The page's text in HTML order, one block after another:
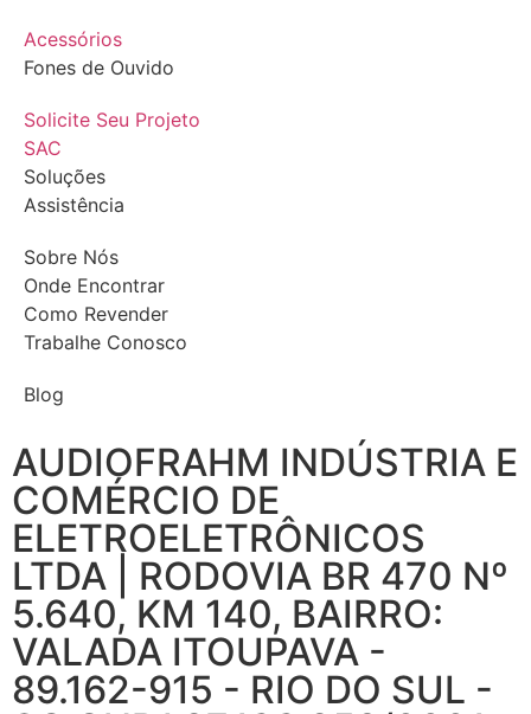
Acessórios
Fones de Ouvido
Solicite Seu Projeto
SAC
Soluções
Assistência
Sobre Nós
Onde Encontrar
Como Revender
Trabalhe Conosco
Blog
AUDIOFRAHM INDÚSTRIA E
COMÉRCIO DE
ELETROELETRÔNICOS
LTDA | RODOVIA BR 470 Nº
5.640, KM 140, BAIRRO:
VALADA ITOUPAVA -
89.162-915 - RIO DO SUL -